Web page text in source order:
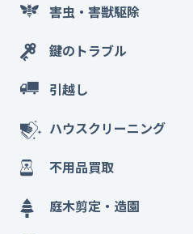
害虫・害獣駆除
鍵のトラブル
引越し
ハウスクリーニング
不用品買取
庭木剪定・造園